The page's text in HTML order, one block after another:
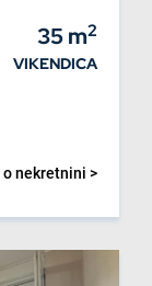
35m2
VIKENDICA
o nekretnini >